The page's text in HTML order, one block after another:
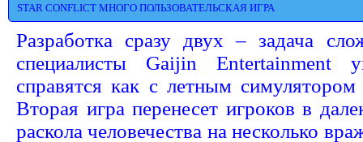
STAR CONFLICT МНОГО ПОЛЬЗОВАТЕЛЬСКАЯ ИГРА
Разработка сразу двух – задача
специалисты Gaijin Entertainment
справятся как с летным
Вторая игра перенесет игроков в
раскола человечества на несколько